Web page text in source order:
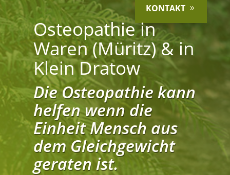
KONTAKT
Osteopathie in
Waren (Müritz) & in
Klein Dratow
Die Osteopathie kann
helfen wenn die
Einheit Mensch aus
dem Gleichgewicht
geraten ist.